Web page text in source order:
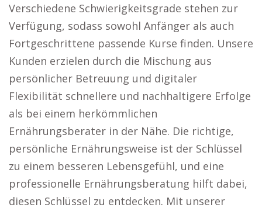
Verschiedene Schwierigkeitsgrade stehen zur
Verfügung, sodass sowohl Anfänger als auch
Fortgeschrittene passende Kurse finden. Unsere
Kunden erzielen durch die Mischung aus
persönlicher Betreuung und digitaler
Flexibilität schnellere und nachhaltigere Erfolge
als bei einem herkömmlichen
Ernährungsberater in der Nähe. Die richtige,
persönliche Ernährungsweise ist der Schlüssel
zu einem besseren Lebensgefühl, und eine
professionelle Ernährungsberatung hilft dabei,
diesen Schlüssel zu entdecken. Mit unserer